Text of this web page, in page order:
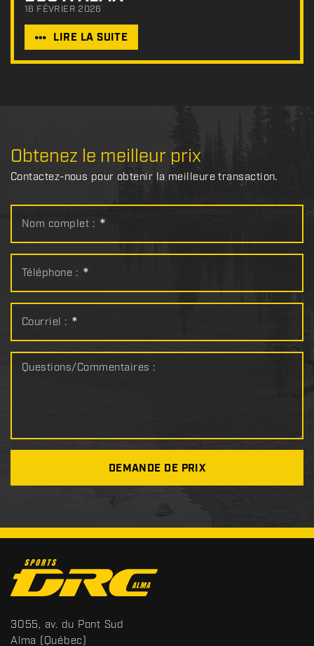
16 FÉVRIER 2026
LIRE LA SUITE
Obtenez le meilleur prix
Contactez-nous pour obtenir la meilleure transaction.
Nom complet : *
Téléphone : *
Courriel : *
Questions/Commentaires :
DEMANDE DE PRIX
o
n
t
a
S
p
3055, av. du Pont Sud
Alma (Québec)